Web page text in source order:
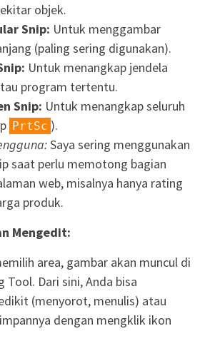
objek.
Snip: Untuk menggambar
(paling sering digunakan).
Untuk menangkap jendela
program tertentu.
Snip: Untuk menangkap seluruh
PrtSc ).
Saya sering menggunakan
saat perlu memotong bagian
web, misalnya hanya rating
produk.
Mengedit:
area, gambar akan muncul di
Tool. Dari sini, Anda bisa
(menyorot, menulis) atau
dengan mengklik ikon